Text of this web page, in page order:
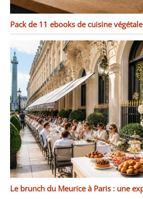
Pack de 11 ebooks de cuisine
Le brunch du Meurice à Paris : une